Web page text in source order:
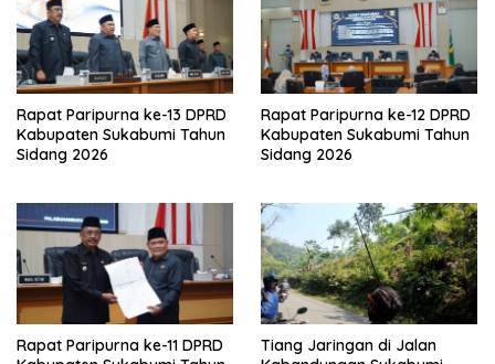
Rapat Paripurna ke-13 DPRD
Kabupaten Sukabumi Tahun
Sidang 2026
Rapat Paripurna ke-12 DPRD
Kabupaten Sukabumi Tahun
Sidang 2026
Rapat Paripurna ke-11 DPRD
Tiang Jaringan di Jalan